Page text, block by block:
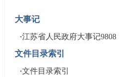
大事记
·江苏省人民政府大事记9808
文件目录索引
·文件目录索引